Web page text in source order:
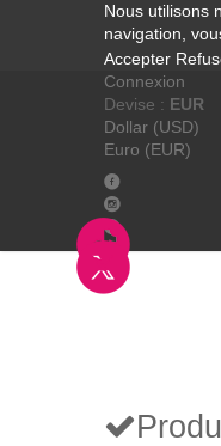
Nous utilisons
navigation,
Accepter
Connexion
Devise : EUR
Dollar (USD)
Euro (EUR)